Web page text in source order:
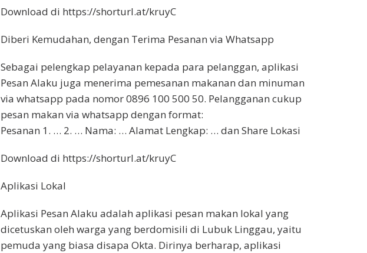
Download di https://shorturl.at/kruyC
Diberi Kemudahan, dengan Terima Pesanan via Whatsapp
Sebagai pelengkap pelayanan kepada para pelanggan, aplikasi
Pesan Alaku juga menerima pemesanan makanan dan minuman
via whatsapp pada nomor 0896 100 500 50. Pelangganan cukup
pesan makan via whatsapp dengan format:
Pesanan 1. … 2. … Nama: … Alamat Lengkap: … dan Share Lokasi
Download di https://shorturl.at/kruyC
Aplikasi Lokal
Aplikasi Pesan Alaku adalah aplikasi pesan makan lokal yang
dicetuskan oleh warga yang berdomisili di Lubuk Linggau, yaitu
pemuda yang biasa disapa Okta. Dirinya berharap, aplikasi